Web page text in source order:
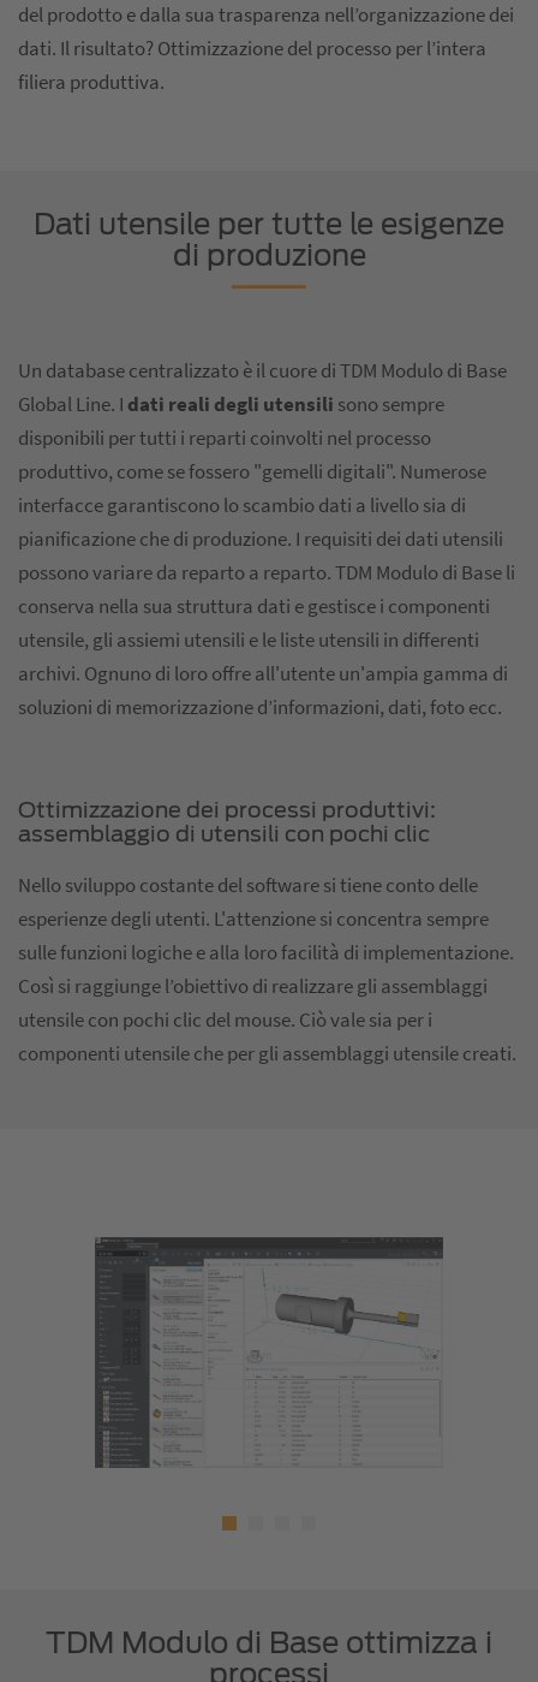
del prodotto e dalla sua trasparenza nell’organizzazione dei
dati. Il risultato? Ottimizzazione del processo per l’intera
filiera produttiva.
Dati utensile per tutte le esigenze
di produzione
Un database centralizzato è il cuore di TDM Modulo di Base
Global Line. I dati reali degli utensili sono sempre
disponibili per tutti i reparti coinvolti nel processo
produttivo, come se fossero "gemelli digitali". Numerose
interfacce garantiscono lo scambio dati a livello sia di
pianificazione che di produzione. I requisiti dei dati utensili
possono variare da reparto a reparto. TDM Modulo di Base li
conserva nella sua struttura dati e gestisce i componenti
utensile, gli assiemi utensili e le liste utensili in differenti
archivi. Ognuno di loro offre all'utente un'ampia gamma di
soluzioni di memorizzazione d’informazioni, dati, foto ecc.
Ottimizzazione dei processi produttivi:
assemblaggio di utensili con pochi clic
Nello sviluppo costante del software si tiene conto delle
esperienze degli utenti. L'attenzione si concentra sempre
sulle funzioni logiche e alla loro facilità di implementazione.
Così si raggiunge l’obiettivo di realizzare gli assemblaggi
utensile con pochi clic del mouse. Ciò vale sia per i
componenti utensile che per gli assemblaggi utensile creati.
TDM Modulo di Base ottimizza i
processi